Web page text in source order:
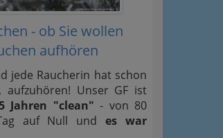
- ob Sie wollen
aufhören
jede Raucherin hat schon
aufzuhören! Unser GF ist
Jahren "clean" - von 80
auf Null undes war